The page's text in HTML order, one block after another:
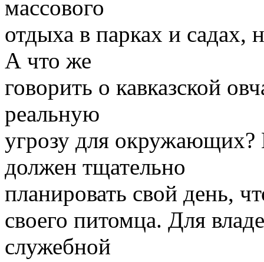
массового
отдыха в парках и садах,
А что же
говорить о кавказской
реальную
угрозу для окружающих?
должен тщательно
планировать свой день,
своего питомца. Для
служебной